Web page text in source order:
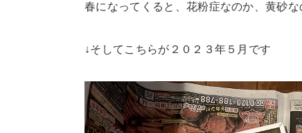
春になってくると、花粉症なのか、黄砂
↓そしてこちらが２０２３年５月です